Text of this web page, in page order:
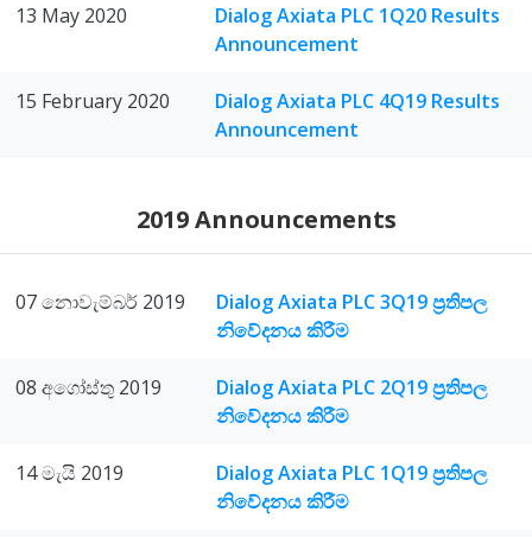
13 May 2020
Dialog Axiata PLC 1Q20 Results
Announcement
15 February 2020
Dialog Axiata PLC 4Q19 Results
Announcement
2019 Announcements
07 නොවැම්බර් 2019
Dialog Axiata PLC 3Q19 ප්‍රතිපල
නිවේදනය කිරීම
08 අගෝස්තු 2019
Dialog Axiata PLC 2Q19 ප්‍රතිපල
නිවේදනය කිරීම
14 මැයි 2019
Dialog Axiata PLC 1Q19 ප්‍රතිපල
නිවේදනය කිරීම